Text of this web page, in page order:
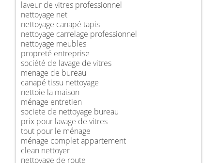
laveur de vitres professionnel
nettoyage net
nettoyage canapé tapis
nettoyage carrelage professionnel
nettoyage meubles
propreté entreprise
société de lavage de vitres
menage de bureau
canapé tissu nettoyage
nettoie la maison
ménage entretien
societe de nettoyage bureau
prix pour lavage de vitres
tout pour le ménage
ménage complet appartement
clean nettoyer
nettoyage de route